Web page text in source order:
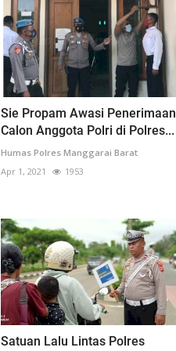
Sie Propam Awasi Penerimaan
Calon Anggota Polri di Polres...
Humas Polres Manggarai Barat
Apr 1, 2021
1953
Satuan Lalu Lintas Polres